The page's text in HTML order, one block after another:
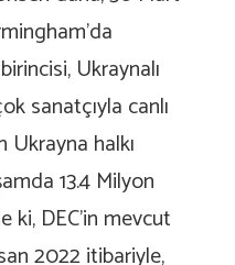
Ukraynalı
sanatçıyla canlı
Ukrayna halkı
13.4 Milyon
ki, DEC’in mevcut
2022 itibariyle,